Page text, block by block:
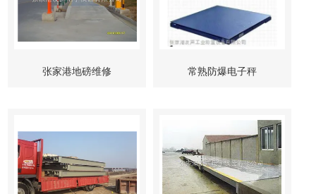
张家港地磅维修 常熟防爆电子秤